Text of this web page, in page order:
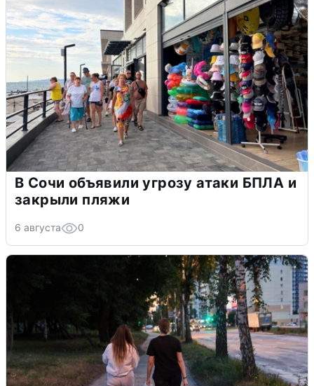
В Сочи объявили угрозу атаки БПЛА и
закрыли пляжи
6 августа 0